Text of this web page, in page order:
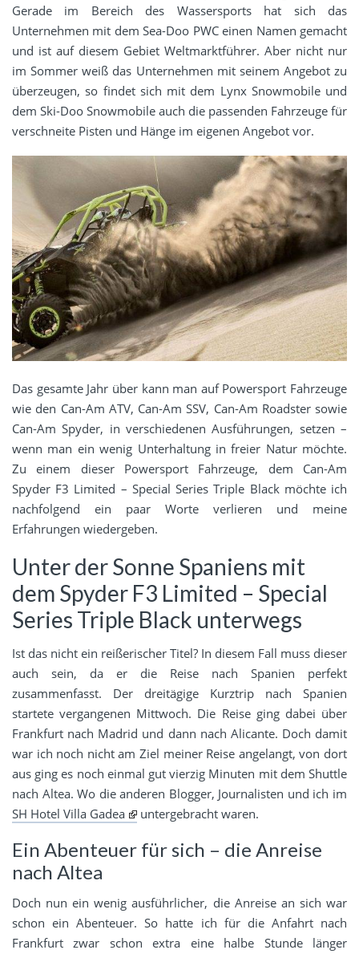
Gerade im Bereich des Wassersports hat sich das
Unternehmen mit dem Sea-Doo PWC einen Namen gemacht
und ist auf diesem Gebiet Weltmarktführer. Aber nicht nur
im Sommer weiß das Unternehmen mit seinem Angebot zu
überzeugen, so findet sich mit dem Lynx Snowmobile und
dem Ski-Doo Snowmobile auch die passenden Fahrzeuge für
verschneite Pisten und Hänge im eigenen Angebot vor.
Das gesamte Jahr über kann man auf Powersport Fahrzeuge
wie den Can-Am ATV, Can-Am SSV, Can-Am Roadster sowie
Can-Am Spyder, in verschiedenen Ausführungen, setzen –
wenn man ein wenig Unterhaltung in freier Natur möchte.
Zu einem dieser Powersport Fahrzeuge, dem Can-Am
Spyder F3 Limited – Special Series Triple Black möchte ich
nachfolgend ein paar Worte verlieren und meine
Erfahrungen wiedergeben.
Unter der Sonne Spaniens mit
dem Spyder F3 Limited – Special
Series Triple Black unterwegs
Ist das nicht ein reißerischer Titel? In diesem Fall muss dieser
auch sein, da er die Reise nach Spanien perfekt
zusammenfasst. Der dreitägige Kurztrip nach Spanien
startete vergangenen Mittwoch. Die Reise ging dabei über
Frankfurt nach Madrid und dann nach Alicante. Doch damit
war ich noch nicht am Ziel meiner Reise angelangt, von dort
aus ging es noch einmal gut vierzig Minuten mit dem Shuttle
nach Altea. Wo die anderen Blogger, Journalisten und ich im
SH Hotel Villa Gadea
untergebracht waren.
Ein Abenteuer für sich – die Anreise
nach Altea
Doch nun ein wenig ausführlicher, die Anreise an sich war
schon ein Abenteuer. So hatte ich für die Anfahrt nach
Frankfurt zwar schon extra eine halbe Stunde länger